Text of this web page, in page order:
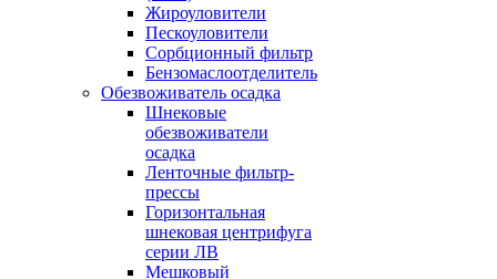
Жироуловители
Пескоуловители
Сорбционный фильтр
Бензомаслоотделитель
Обезвоживатель осадка
Шнековые
обезвоживатели
осадка
Ленточные фильтр-
прессы
Горизонтальная
шнековая центрифуга
серии ЛВ
Мешковый